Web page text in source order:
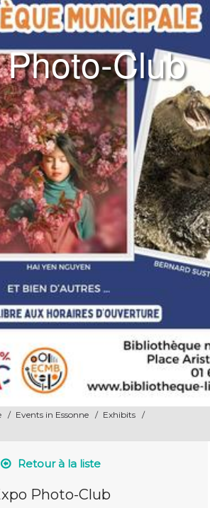
Club
/ Events in Essonne / Exhibits
/
Retour à la liste
Photo-Club